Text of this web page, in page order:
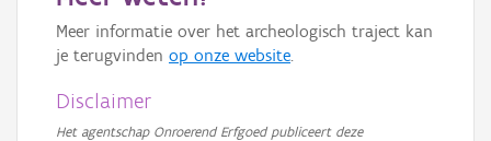
Meer informatie over het archeologisch traject kan
je terugvinden op onze website.
Disclaimer
Het agentschap Onroerend Erfgoed publiceert deze